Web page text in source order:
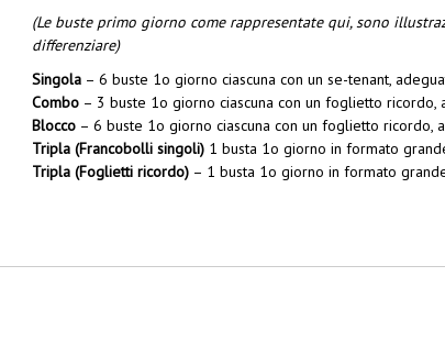
quantità
(Le buste primo giorno come rappresentate qui, sono
differenziare)
Singola – 6 buste 1o giorno ciascuna con un se-tenant,
Combo – 3 buste 1o giorno ciascuna con un foglietto ricordo,
Blocco – 6 buste 1o giorno ciascuna con un foglietto ricordo,
Tripla (Francobolli singoli) 1 busta 1o giorno in formato
Tripla (Foglietti ricordo) – 1 busta 1o giorno in formato